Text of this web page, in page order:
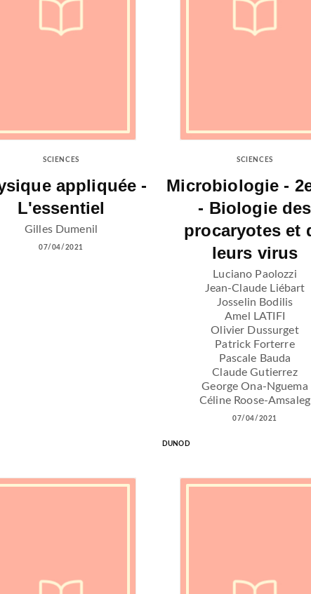
SCIENCES
appliquée -
L'essentiel
Gilles Dumenil
07/04/2021
SCIENCES
Microbiologie -
- Biologie des
procaryotes et
leurs virus
Luciano Paolozzi
Jean-Claude Liébart
Josselin Bodilis
Amel LATIFI
Olivier Dussurget
Patrick Forterre
Pascale Bauda
Claude Gutierrez
George Ona-Nguema
Céline Roose-Amsaleg
07/04/2021
DUNOD